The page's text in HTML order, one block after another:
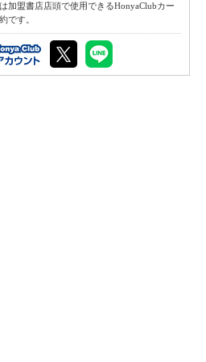
加盟書店店頭で使用できるHonyaClubカー
です。